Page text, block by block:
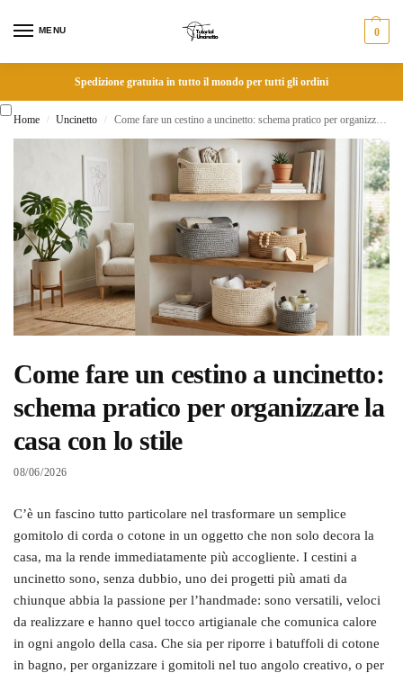
MENU 0
Spedizione gratuita in tutto il mondo per tutti gli ordini
Home / Uncinetto / Come fare un cestino a uncinetto: schema pratico per organizzare la casa con lo stile
Come fare un cestino a uncinetto:
schema pratico per organizzare la
casa con lo stile
08/06/2026
C’è un fascino tutto particolare nel trasformare un semplice
gomitolo di corda o cotone in un oggetto che non solo decora la
casa, ma la rende immediatamente più accogliente. I cestini a
uncinetto sono, senza dubbio, uno dei progetti più amati da
chiunque abbia la passione per l’handmade: sono versatili, veloci
da realizzare e hanno quel tocco artigianale che comunica calore
in ogni angolo della casa. Che sia per riporre i batuffoli di cotone
in bagno, per organizzare i gomitoli nel tuo angolo creativo, o per